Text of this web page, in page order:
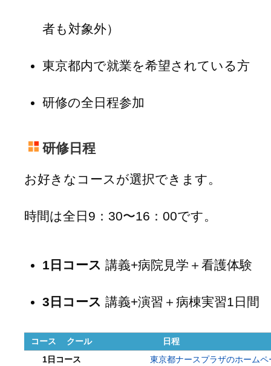
者も対象外）
東京都内で就業を希望されている方
研修の全日程参加
研修日程
お好きなコースが選択できます。
時間は全日9：30〜16：00です。
1日コース 講義+病院見学＋看護体験
3日コース 講義+演習＋病棟実習1日間
コース クール
日程
1日コース
東京都ナースプラザのホームペ